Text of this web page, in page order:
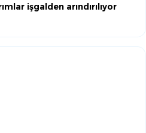
işgalden arındırılıyor